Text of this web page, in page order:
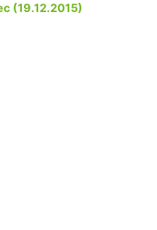
(19.12.2015)